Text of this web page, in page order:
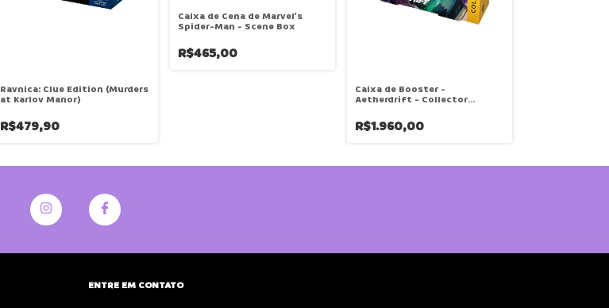
Ravnica: Clue Edition (Murders
at Karlov Manor)
R$479,90
Caixa de Cena de Marvel's
Spider-Man - Scene Box
R$465,00
Caixa de Booster -
Aetherdrift - Collector
R$1.960,00
ENTRE EM CONTATO